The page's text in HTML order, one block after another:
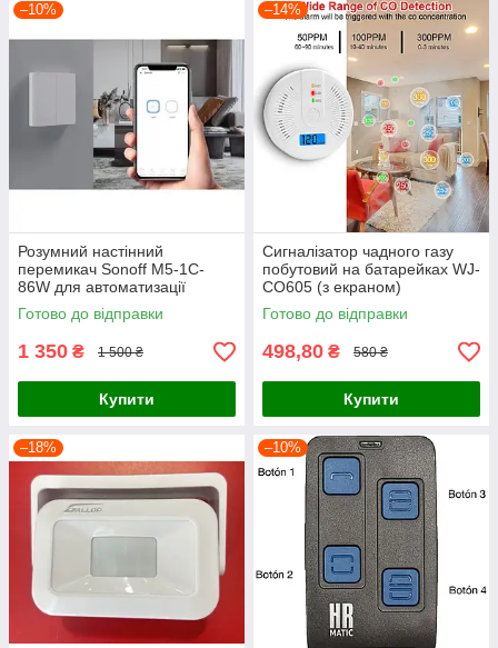
–10%
Розумний настінний
перемикач Sonoff M5-1C-
86W для автоматизації
освітлення, 1 канал, 2200 Вт,
WiFi/Matter, білий,
Готово до відправки
1 350 ₴ 1 500 ₴
Купити
–14%
Сигналізатор чадного газу
побутовий на батарейках WJ-
CO605 (з екраном)
Готово до відправки
498,80 ₴ 580 ₴
Купити
–18% –10%